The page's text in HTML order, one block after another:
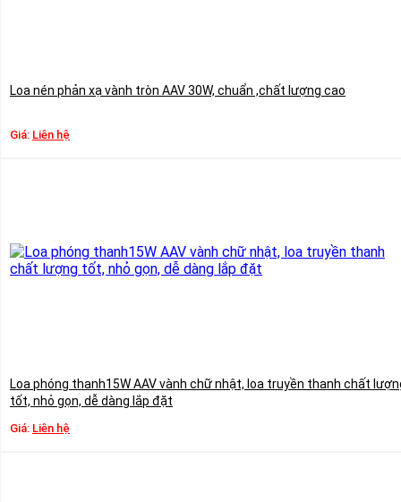
Loa nén phản xạ vành tròn AAV 30W, chuẩn ,chất lượng cao
Giá: Liên hệ
Loa phóng thanh15W AAV vành chữ nhật, loa truyền thanh chất
tốt, nhỏ gọn, dễ dàng lắp đặt
Giá: Liên hệ